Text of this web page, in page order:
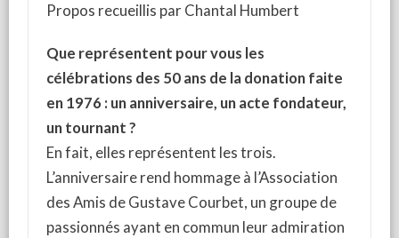
Propos recueillis par Chantal Humbert
Que représentent pour vous les
célébrations des 50 ans de la donation faite
en 1976 : un anniversaire, un acte fondateur,
un tournant ?
En fait, elles représentent les trois.
L’anniversaire rend hommage à l’Association
des Amis de Gustave Courbet, un groupe de
passionnés ayant en commun leur admiration